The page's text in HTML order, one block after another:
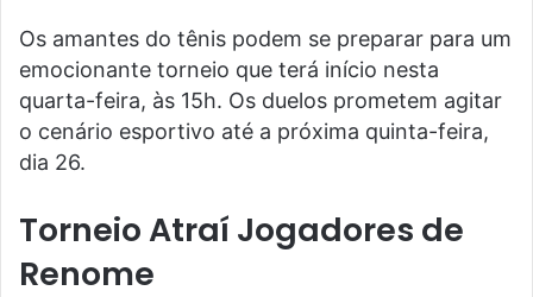
Os amantes do tênis podem se preparar para um
emocionante torneio que terá início nesta
quarta-feira, às 15h. Os duelos prometem agitar
o cenário esportivo até a próxima quinta-feira,
dia 26.
Torneio Atraí Jogadores de
Renome